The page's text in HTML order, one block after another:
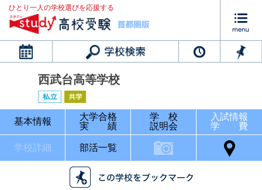
ひとり一人の学校選びを応援する
カレンダー
西武台高等学校
基本情報
大学合格
実 績
学 校
説明会
入試情報
学 費
学校詳細 部活一覧